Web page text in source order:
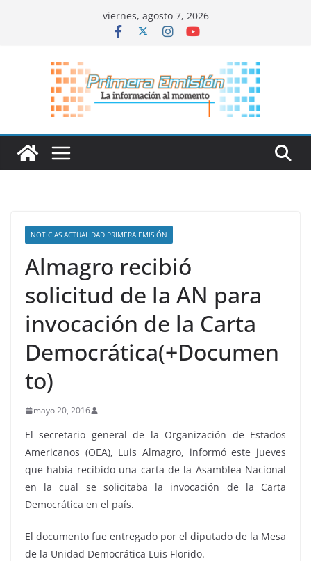
viernes, agosto 7, 2026
NOTICIAS ACTUALIDAD PRIMERA EMISIÓN
Almagro recibió
solicitud de la AN para
invocación de la Carta
Democrática(+Documen
to)
mayo 20, 2016
El secretario general de la Organización de Estados
Americanos (OEA), Luis Almagro, informó este jueves
que había recibido una carta de la Asamblea Nacional
en la cual se solicitaba la invocación de la Carta
Democrática en el país.
El documento fue entregado por el diputado de la Mesa
de la Unidad Democrática Luis Florido.